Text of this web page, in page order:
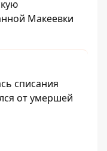
Макеевки
списания
от умершей